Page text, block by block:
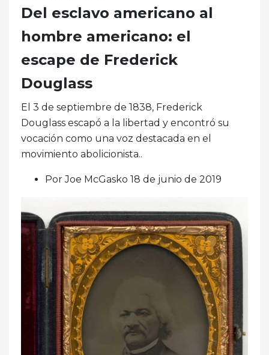
Del esclavo americano al
hombre americano: el
escape de Frederick
Douglass
El 3 de septiembre de 1838, Frederick
Douglass escapó a la libertad y encontró su
vocación como una voz destacada en el
movimiento abolicionista..
Por Joe McGasko 18 de junio de 2019